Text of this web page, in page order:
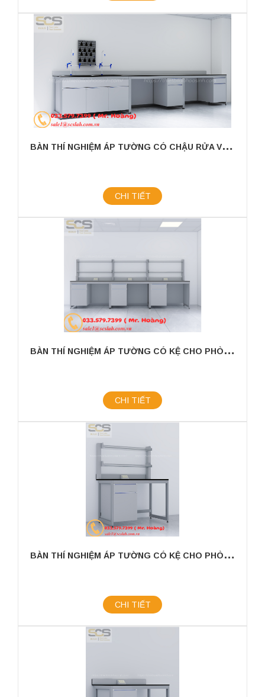
B
ÀN THÍ NGHIỆM ÁP TƯỜNG CÓ CHẬU RỬA VÀ GIÁ TREO KÍCH THƯỚC 3000X750X800MM
CHI TIẾT
B
ÀN THÍ NGHIỆM ÁP TƯỜNG CÓ KỆ CHO PHÒNG THÍ NGHIỆM KÍCH THƯỚC 3600MM
CHI TIẾT
B
ÀN THÍ NGHIỆM ÁP TƯỜNG CÓ KỆ CHO PHÒNG THÍ NGHIỆM KÍCH THƯỚC 1200MM
CHI TIẾT